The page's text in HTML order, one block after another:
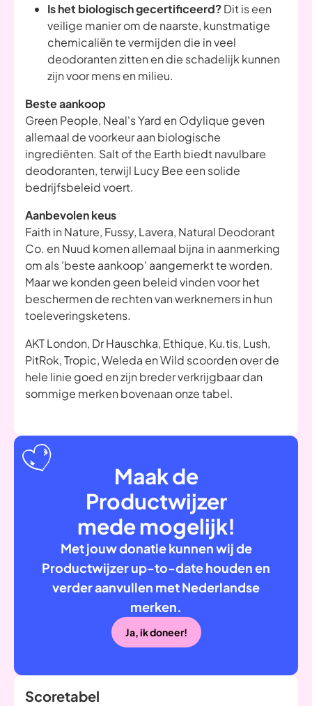
Is het biologisch gecertificeerd?Dit is een
veilige manier om de naarste, kunstmatige
chemicaliën te vermijden die in veel
deodoranten zitten en die schadelijk kunnen
zijn voor mens en milieu.
Beste aankoop
Green People, Neal's Yard en Odylique geven
allemaal de voorkeur aan biologische
ingrediënten. Salt of the Earth biedt navulbare
deodoranten, terwijl Lucy Bee een solide
bedrijfsbeleid voert.
Aanbevolen keus
Faith in Nature, Fussy, Lavera, Natural Deodorant
Co. en Nuud komen allemaal bijna in aanmerking
om als 'beste aankoop' aangemerkt te worden.
Maar we konden geen beleid vinden voor het
beschermen de rechten van werknemers in hun
toeleveringsketens.
AKT London, Dr Hauschka, Ethique, Ku.tis, Lush,
PitRok, Tropic, Weleda en Wild scoorden over de
hele linie goed en zijn breder verkrijgbaar dan
sommige merken bovenaan onze tabel.
Maak de
Productwijzer
mede mogelijk!
Met jouw donatie kunnen wij de
Productwijzer up-to-date houden en
verder aanvullen met Nederlandse
merken.
Ja, ik doneer!
Scoretabel